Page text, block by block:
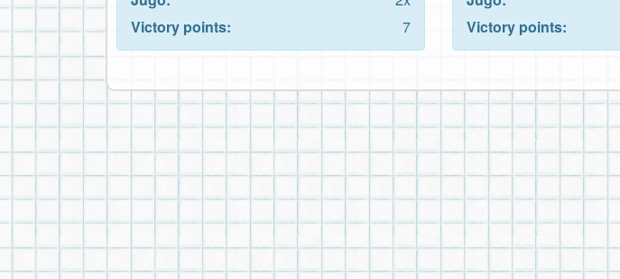
Victory points:
7
Victory points: